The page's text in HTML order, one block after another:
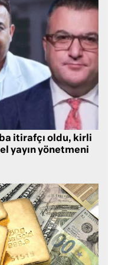
itirafçı oldu, kirli
yayın yönetmeni